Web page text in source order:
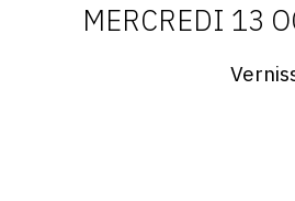
MERCREDI 13